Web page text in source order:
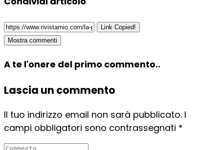
Link Copied!
Mostra commenti
A te l'onere del primo commento..
Lascia un commento
Il tuo indirizzo email non sarà pubblicato. I
campi obbligatori sono contrassegnati *